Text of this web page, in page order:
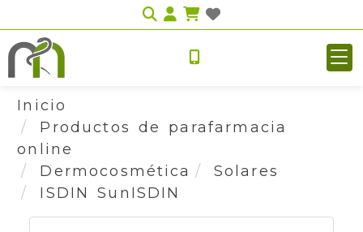
Identifícate
Inicio
Productos de parafarmacia
online
Dermocosmética
Solares
ISDIN SunISDIN